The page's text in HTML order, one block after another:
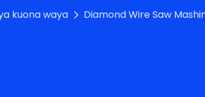
kuona waya Diamond Wire Saw